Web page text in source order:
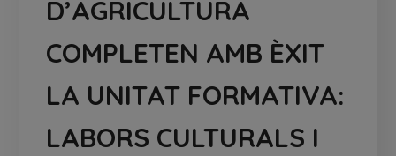
D’AGRICULTURA
COMPLETEN AMB ÈXIT
LA UNITAT FORMATIVA:
LABORS CULTURALS I